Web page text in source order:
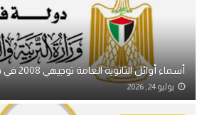
أسماء أوائل الثانوية العامة توجيهي 2008 في فلسطين
يوليو 24, 2026